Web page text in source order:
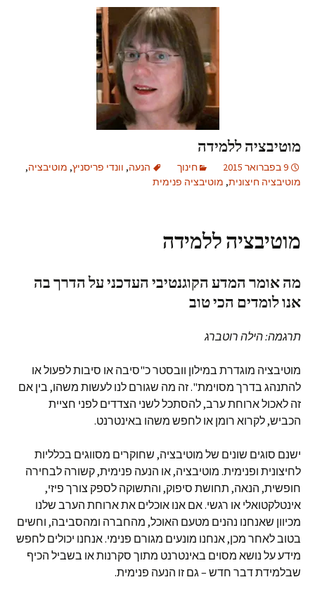
מוטיבציה ללמידה
9 בפברואר 2015 חינוך הנעה, וונדי פריסניץ, מוטיבציה,
מוטיבציה חיצונית, מוטיבציה פנימית
מוטיבציהללמידה
מה אומר המדע הקוגנטיבי העדכני על הדרך בה
אנו לומדים הכי טוב
תרגמה: הילה רוטברג
מוטיבציה מוגדרת במילון וובסטר כ"סיבה או סיבות לפעול או
להתנהג בדרך מסוימת". זה מה שגורם לנו לעשות משהו, בין אם
זה לאכול ארוחת ערב, להסתכל לשני הצדדים לפני חציית
הכביש, לקרוא רומן או לחפש משהו באינטרנט.
ישנם סוגים שונים של מוטיבציה, שחוקרים מסווגים בכלליות
לחיצונית ופנימית. מוטיבציה, או הנעה פנימית, קשורה לבחירה
חופשית, הנאה, תחושת סיפוק, והתשוקה לספק צורך פיזי,
אינטלקטואלי או רגשי. אם אנו אוכלים את ארוחת הערב שלנו
מכיוון שאנחנו נהנים מטעם האוכל, מהחברה ומהסביבה, וחשים
בטוב לאחר מכן, אנחנו מונעים מגורם פנימי. אנחנו יכולים לחפש
מידע על נושא מסוים באינטרנט מתוך סקרנות או בשביל הכיף
שבלמידת דבר חדש – גם זו הנעה פנימית.